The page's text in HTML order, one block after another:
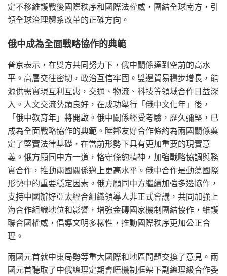
定不移維護戰後國際秩序和國際法權威，團結全球南方，引
領全球治理體系改革的正確方向。
俄中成為全面戰略協作的典範
普京表示，在雙方共同努力下，俄中關係達到空前的高水
平。高層交往密切，政治互信牢固。雙邊貿易穩步增長，能
源供需實現互利互惠，交通、物流、科技等領域合作日益深
入。人文交流勢頭良好，在成功舉行「俄中文化年」後，
「俄中教育年」將開啟。俄中關係經受考驗，歷久彌堅，已
成為全面戰略協作的典範。睦鄰友好合作條約為兩國關係奠
定了堅實法律基礎，在當前形勢下具有更加重要的現實意
義。俄方願同中方一道，恪守條約精神，加強戰略協調與務
實合作，推動兩國關係邁上更高水平。俄中合作是動蕩國際
形勢中的重要穩定因素。俄方願同中方繼續加強多邊協作，
支持中國辦好亞太經合組織領導人非正式會議，共同加強上
海合作組織地位和影響，增強金磚國家機制團結協作，維護
聯合國權威，倡導文明多樣性，推動國際秩序更加公正合
理。
兩國元首就中東局勢等重大國際和地區問題交換了意見。兩
國元首聽取了中俄總理定期會晤機制框架下副總理級合作委